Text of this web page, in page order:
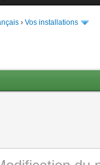
› Vos installations